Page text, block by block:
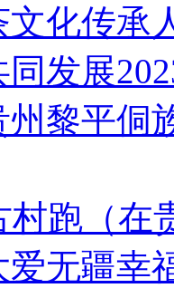
化传承
发展
州黎平侗
村跑（在
爱无疆幸